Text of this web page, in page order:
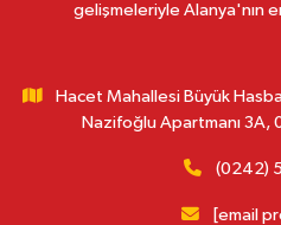
gelişmeleriyle Alanya'nın
Hacet Mahallesi Büyük
Nazifoğlu Apartmanı
(0242)
[email